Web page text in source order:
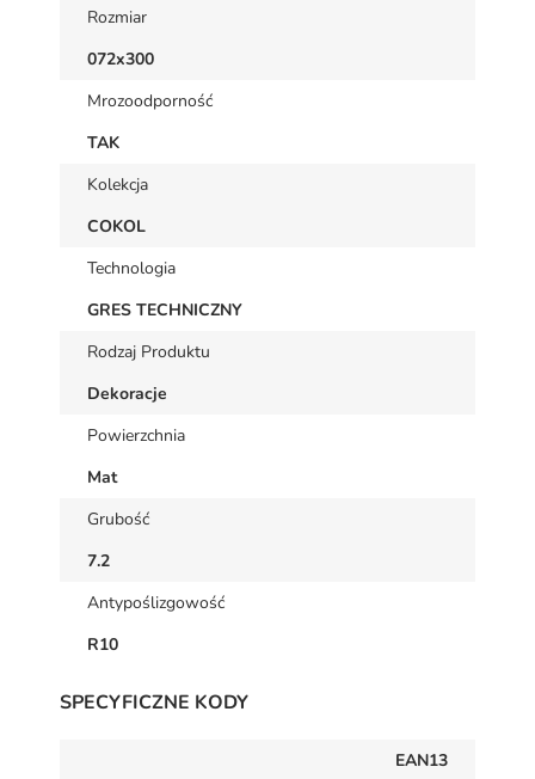
Rozmiar
072x300
Mrozoodporność
TAK
Kolekcja
COKOL
Technologia
GRES TECHNICZNY
Rodzaj Produktu
Dekoracje
Powierzchnia
Mat
Grubość
7.2
Antypoślizgowość
R10
SPECYFICZNE KODY
EAN13